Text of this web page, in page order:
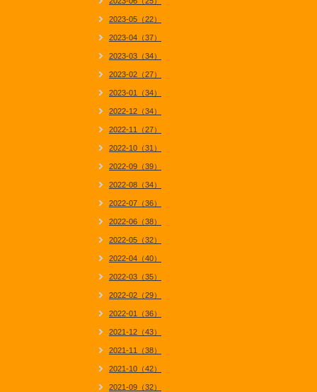
2023-05（22）
2023-04（37）
2023-03（34）
2023-02（27）
2023-01（34）
2022-12（34）
2022-11（27）
2022-10（31）
2022-09（39）
2022-08（34）
2022-07（36）
2022-06（38）
2022-05（32）
2022-04（40）
2022-03（35）
2022-02（29）
2022-01（36）
2021-12（43）
2021-11（38）
2021-10（42）
2021-09（32）